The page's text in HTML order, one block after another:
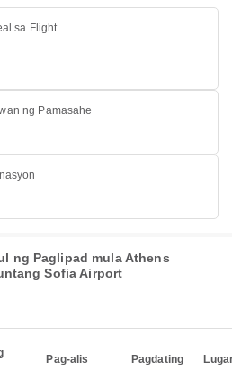
sa Flight
ng Pamasahe
ng Paglipad mula Athens
Sofia Airport
Pag-alis Pagdating